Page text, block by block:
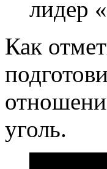
лидер
Как
уголь.